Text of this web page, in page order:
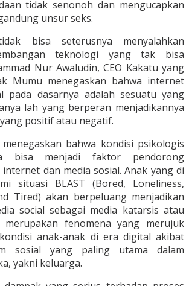
tidak senonoh dan mengucapkan
unsur seks.
bisa seterusnya menyalahkan
teknologi yang tak bisa
Nur Awaludin, CEO Kakatu yang
Mumu menegaskan bahwa internet
pada dasarnya adalah sesuatu yang
lah yang berperan menjadikannya
positif atau negatif.
bahwa kondisi psikologis
bisa menjadi faktor pendorong
dan media sosial. Anak yang di
situasi BLAST (Bored, Loneliness,
Tired) akan berpeluang menjadikan
social sebagai media katarsis atau
merupakan fenomena yang merujuk
anak-anak di era digital akibat
sosial yang paling utama dalam
yakni keluarga.